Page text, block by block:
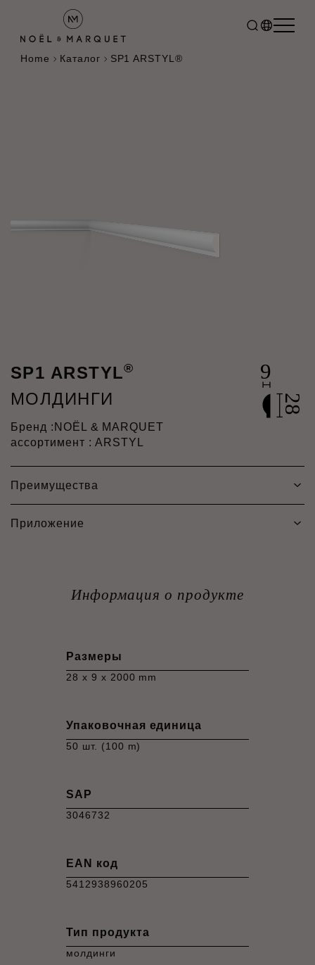
Home Каталог SP1 ARSTYL®
SP1 ARSTYL®
МОЛДИНГИ
Бренд : NOËL & MARQUET
ассортимент : ARSTYL
Преимущества
Приложение
Информация о продукте
Размеры
28 x 9 x 2000 mm
Упаковочная единица
50 шт. (100 m)
SAP
3046732
EAN код
5412938960205
Тип продукта
молдинги